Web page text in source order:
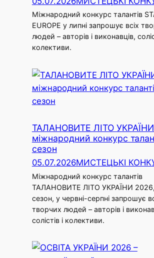
Міжнародний конкурс талантів
EUROPE у липні запрошує всіх
людей – авторів і виконавців,
колективи.
ТАЛАНОВИТЕ ЛІТО
міжнародний конкурс
сезон
05.07.2026МИСТЕЦЬКІ
Міжнародний конкурс талантів
ТАЛАНОВИТЕ ЛІТО УКРАЇНИ
сезон, у червні-серпні запрошує
творчих людей – авторів і
солістів і колективи.